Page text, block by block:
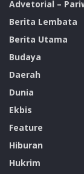
“Kami ingin
Atadei
sekitarnya.
mendasar, dan
masih
Tags:
General
Nubahaeraka
PT. PLN (Persero)
Tanggung Jawab
Advetorial –
Berita Lembata
Berita Utama
Budaya
Daerah
Dunia
Ekbis
Feature
Hiburan
Hukrim